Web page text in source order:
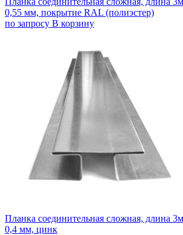
0,55 мм, покрытие RAL (полиэстер)
по запросу В корзину
Планка соединительная сложная, длина
0,4 мм, цинк